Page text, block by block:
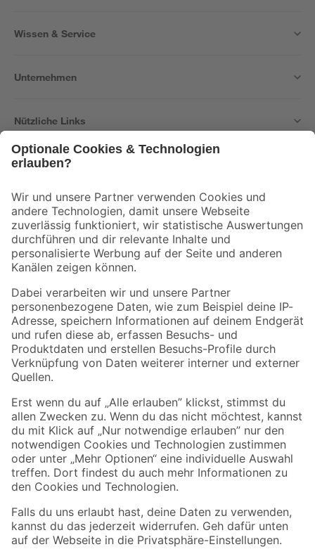
Wissen & Service
Unternehmen
Nützliche Links
Der toom Newsletter: Keine Angebote und Aktionen mehr verpassen!
Zur Newsletter Anmeldung
Folge uns
Zahlungsarten Versandarten
Sicher einkaufen
Jetzt die toom-App herunterladen
Alle Preisangaben in EUR inkl. gesetzl. MwSt.. Die dargestellten Angebote sind unter
Umständen nicht in allen Märkten verfügbar. Die angegebenen Verfügbarkeiten beziehen